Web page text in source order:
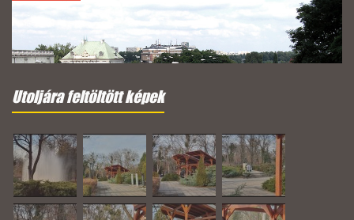
Utoljára feltöltött képek